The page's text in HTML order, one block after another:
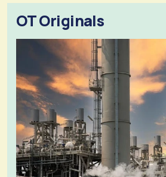
OT Originals